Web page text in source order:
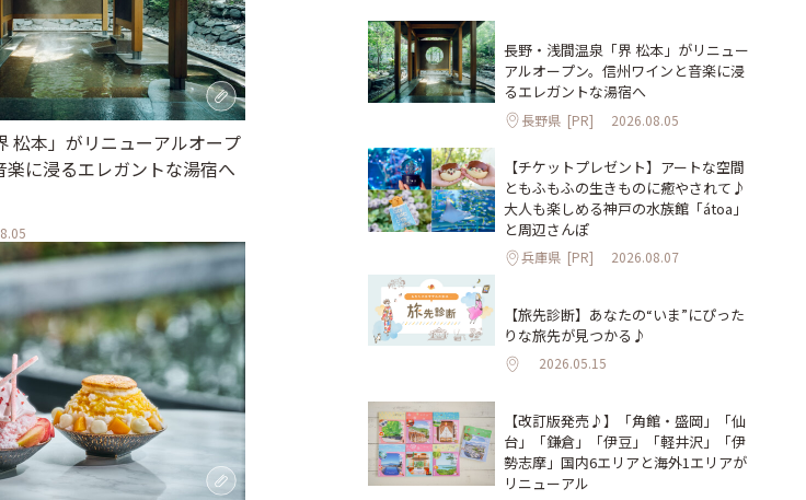
松本」がリニューアルオープ
楽に浸るエレガントな湯宿へ
長野・浅間温泉「界 松本」がリニュー
アルオープン。信州ワインと音楽に浸
るエレガントな湯宿へ
長野県 [PR] 2026.08.05
【チケットプレゼント】アートな空間
ともふもふの生きものに癒やされて♪
大人も楽しめる神戸の水族館「átoa」
と周辺さんぽ
兵庫県 [PR] 2026.08.07
【旅先診断】あなたの“いま”にぴった
りな旅先が見つかる♪
2026.05.15
【改訂版発売♪】「角館・盛岡」「仙
台」「鎌倉」「伊豆」「軽井沢」「伊
勢志摩」国内6エリアと海外1エリアが
リニューアル